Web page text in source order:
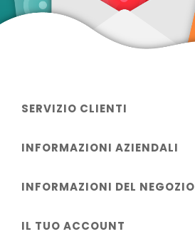
SERVIZIO CLIENTI
INFORMAZIONI AZIENDALI
INFORMAZIONI DEL NEGOZIO
IL TUO ACCOUNT